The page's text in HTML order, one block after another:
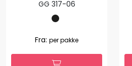
GG 317-06
Fra: per pakke